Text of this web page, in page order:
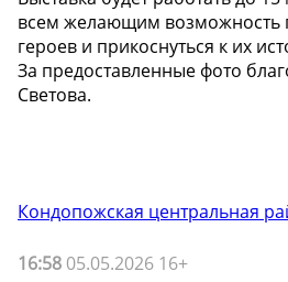
всем желающим возможность
героев и прикоснуться к их
За предоставленные фото
Светова.
Кондопожская центральная
16:58 05.05.2026 16+